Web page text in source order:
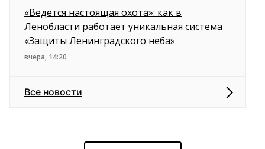
«Ведется настоящая охота»: как в
Ленобласти работает уникальная система
«Защиты Ленинградского неба»
вчера, 14:20
Все новости